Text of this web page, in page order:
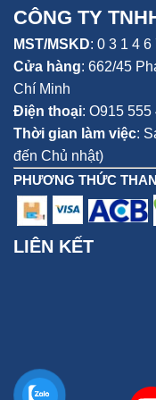
- Cá Tầm nướng
phần thịt cá phi lê ướp
mang nướng trên bếp
CÔNG TY
MST/MSKD: 0 3 1 4 6
Cửa hàng: 662/45
Chí Minh
Điện thoại: O915 555
Thời gian làm việc:
đến Chủ nhật)
PHƯƠNG THỨC
LIÊN KẾT